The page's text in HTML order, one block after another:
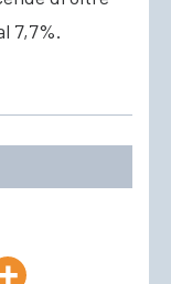
7,7%.